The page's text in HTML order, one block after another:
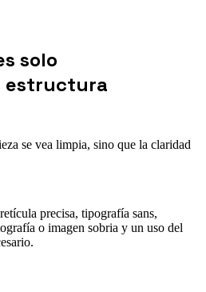
solo
estructura
se vea limpia, sino que la claridad
precisa, tipografía sans,
o imagen sobria y un uso del